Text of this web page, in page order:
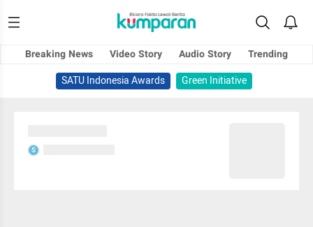
Breaking News Video Story Audio Story
Trending
SATU Indonesia Awards
Green Initiative
S